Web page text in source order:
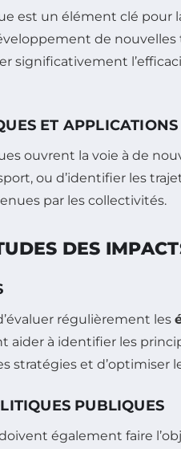
est un élément clé
de
significativement
ET
ouvrent la voie à de
ou d’identifier les
par les collectivités.
DES
régulièrement les
à identifier les
stratégies et d’optimiser
PUBLIQUES
également faire